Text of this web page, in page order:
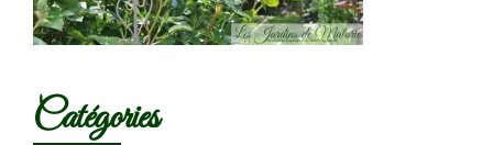
Catégories